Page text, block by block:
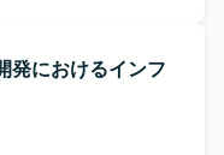
る調整や提案活動を
ーダーシップも磨い
ド環境をベースに、
を実施していただき
応や、不要なプロセ
ための設計見直し、
っていただきます。
発におけるインフ